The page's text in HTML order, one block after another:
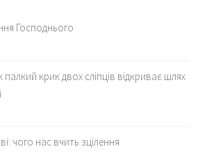
Господнього
крик двох сліпців відкриває шлях
чого нас вчить зцілення